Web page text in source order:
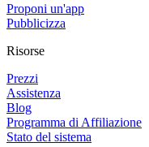
Proponi un'app
Pubblicizza
Risorse
Prezzi
Assistenza
Blog
Programma di Affiliazione
Stato del sistema